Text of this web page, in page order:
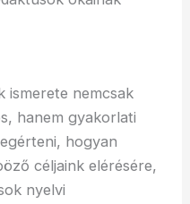
ismerete nemcsak
hanem gyakorlati
hogyan
céljaink elérésére,
nyelvi